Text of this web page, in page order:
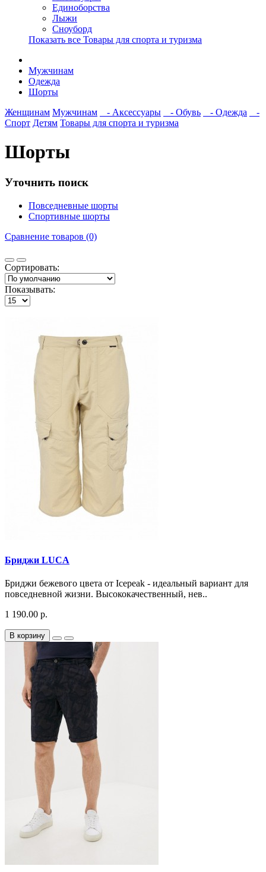
Единоборства
Лыжи
Сноуборд
Показать все Товары для спорта и туризма
Мужчинам
Одежда
Шорты
Женщинам Мужчинам - Аксессуары - Обувь - Одежда
-
Спорт Детям Товары для спорта и туризма
Шорты
Уточнить поиск
Повседневные шорты
Спортивные шорты
Сравнение товаров (0)
Сортировать:
Показывать:
Бриджи LUCA
Бриджи бежевого цвета от Icepeak - идеальный вариант для
повседневной жизни. Высококачественный, нев..
1 190.00 р.
В корзину